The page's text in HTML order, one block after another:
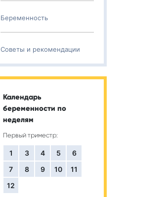
Беременность
Советы и рекомендации
Календарь
беременности по
неделям
Первый триместр:
1 3 4 5
6
7
8 9 10
11
12